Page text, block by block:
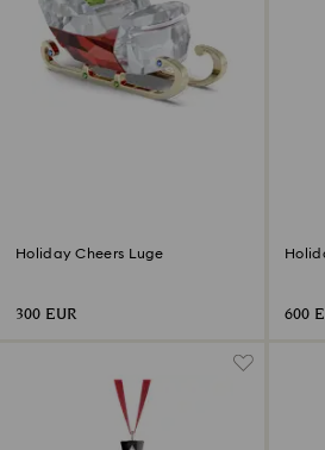
Holiday Cheers Luge
300 EUR 600